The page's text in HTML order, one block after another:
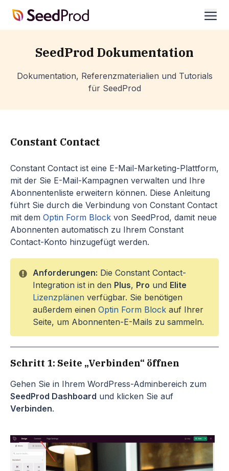
SeedProd
SeedProd Dokumentation
Dokumentation, Referenzmaterialien und Tutorials
für SeedProd
Constant Contact
Constant Contact ist eine E-Mail-Marketing-Plattform,
mit der Sie E-Mail-Kampagnen verwalten und Ihre
Abonnentenliste erweitern können. Diese Anleitung
führt Sie durch die Verbindung von Constant Contact
mit dem Optin Form Block von SeedProd, damit neue
Abonnenten automatisch zu Ihrem Constant
Contact-Konto hinzugefügt werden.
Anforderungen: Die Constant Contact-
Integration ist in den Plus, Pro und Elite
Lizenzplänen verfügbar. Sie benötigen
außerdem einen Optin Form Block auf Ihrer
Seite, um Abonnenten-E-Mails zu sammeln.
Schritt 1: Seite „Verbinden“ öffnen
Gehen Sie in Ihrem WordPress-Adminbereich zum
SeedProd Dashboard und klicken Sie auf
Verbinden.